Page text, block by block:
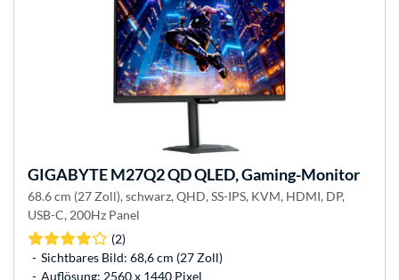
GIGABYTEM27Q2 QD QLED, Gaming-Monitor
68.6 cm (27 Zoll), schwarz, QHD, SS-IPS, KVM, HDMI, DP,
USB-C, 200Hz Panel
(2)
Sichtbares Bild: 68,6 cm (27 Zoll)
Auflösung: 2560 x 1440 Pixel